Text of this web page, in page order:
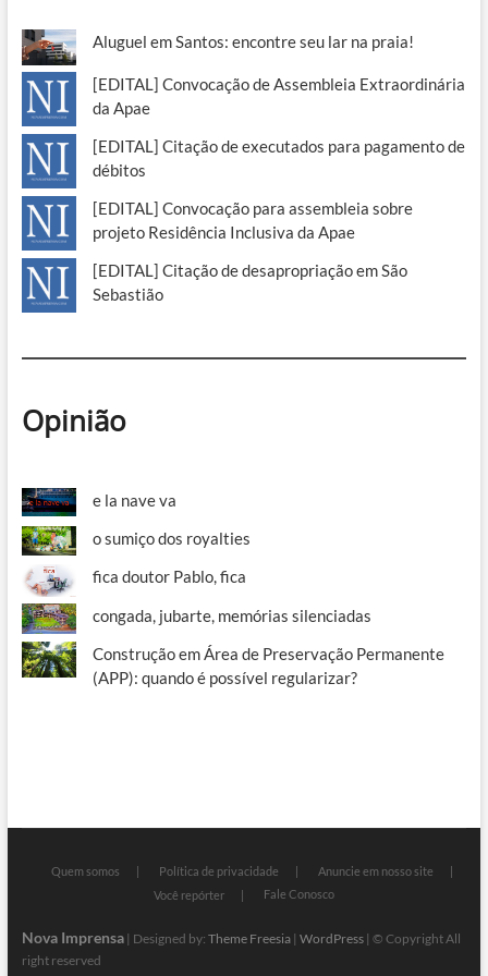
Aluguel em Santos: encontre seu lar na praia!
[EDITAL] Convocação de Assembleia Extraordinária
da Apae
[EDITAL] Citação de executados para pagamento de
débitos
[EDITAL] Convocação para assembleia sobre
projeto Residência Inclusiva da Apae
[EDITAL] Citação de desapropriação em São
Sebastião
Opinião
e la nave va
o sumiço dos royalties
fica doutor Pablo, fica
congada, jubarte, memórias silenciadas
Construção em Área de Preservação Permanente
(APP): quando é possível regularizar?
Quem somos Política de privacidade
Anuncie em nosso site
Você repórter
Fale Conosco
Nova Imprensa| Designed by: Theme Freesia| WordPress| © Copyright All
right reserved